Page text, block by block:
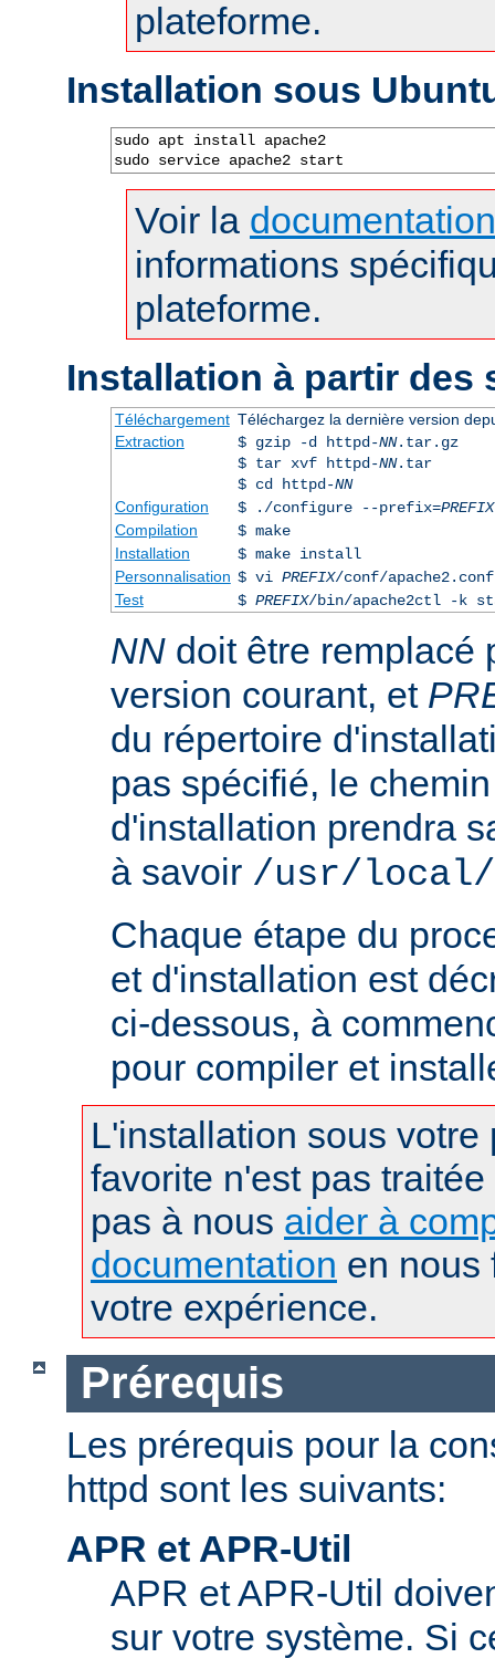
plateforme.
Installation sous
sudo apt install apache2
sudo service apache2 start
Voir la
informations
plateforme.
Installation à partir des
Téléchargement Téléchargez la dernière version
Extraction
$ gzip -d httpd-NN.tar.gz
$ tar xvf httpd-NN.tar
$ cd httpd-NN
Configuration
$ ./configure --prefix=PREFIX
Compilation
$ make
Installation
$ make install
Personnalisation $ vi PREFIX/conf/apache2.conf
Test
$ PREFIX/bin/apache2ctl -k
NN doit être remplacé
version courant, et
du répertoire
pas spécifié, le
d'installation prendra
à savoir /usr/local/
Chaque étape du
et d'installation est
ci-dessous, à
pour compiler et
L'installation sous votre
favorite n'est pas
pas à nous aider à
documentation en nous
votre expérience.
Prérequis
Les prérequis pour la
httpd sont les suivants:
APR et APR-Util
APR et APR-Util
sur votre système. Si